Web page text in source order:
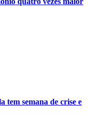
semana de crise e